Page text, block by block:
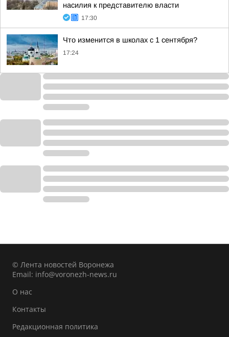
насилия к представителю власти
17:30
Что изменится в школах с 1 сентября?
17:24
© Лента новостей Воронежа
Email: info@voronezh-news.ru
О нас
Контакты
Редакционная политика